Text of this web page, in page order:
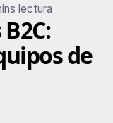
lectura
de